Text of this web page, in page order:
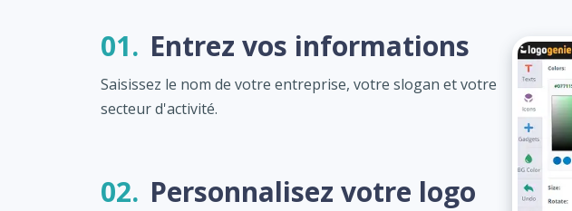
01. Entrez vos informations
Saisissez le nom de votre entreprise, votre slogan et votre
secteur d'activité.
02. Personnalisez votre logo